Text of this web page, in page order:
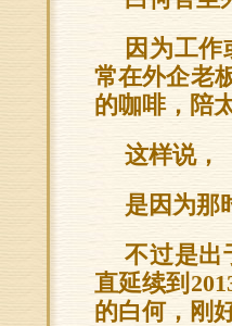
因为工
常在外企老
的咖啡，陪
这样说，
是因为那
不过是出
直延续到
的白何，刚